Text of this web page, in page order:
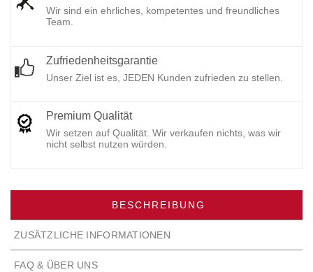
Wir sind ein ehrliches, kompetentes und freundliches
Team.
Zufriedenheitsgarantie
Unser Ziel ist es, JEDEN Kunden zufrieden zu stellen.
Premium Qualität
Wir setzen auf Qualität. Wir verkaufen nichts, was wir
nicht selbst nutzen würden.
BESCHREIBUNG
ZUSÄTZLICHE INFORMATIONEN
FAQ & ÜBER UNS